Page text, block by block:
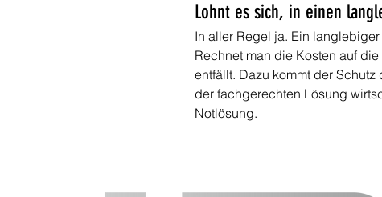
Lohnt es sich, in einen
In aller Regel ja. Ein
Rechnet man die Kosten auf
entfällt. Dazu kommt der
der fachgerechten Lösung
Notlösung.